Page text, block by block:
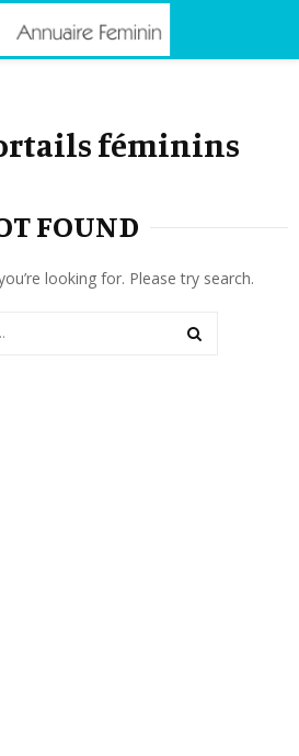
féminins
FOUND
looking for. Please try search.